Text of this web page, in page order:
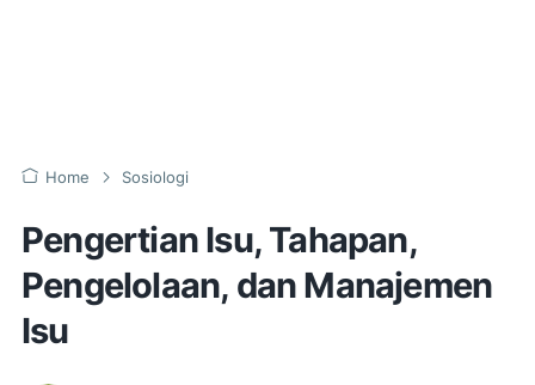
Home Sosiologi
Pengertian Isu, Tahapan,
Pengelolaan, dan Manajemen
Isu